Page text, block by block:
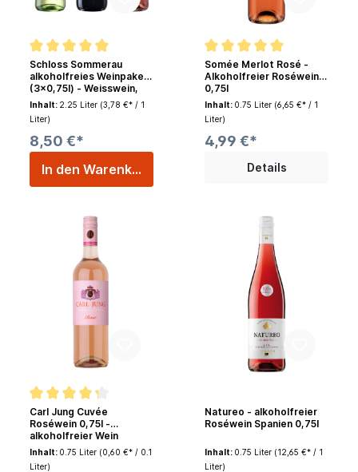
Schloss Sommerau
alkoholfreies Weinpaket
(3x0,75l) - Weisswein,
Rotwein, Roséwein
Inhalt: 2.25 Liter (3,78 €* / 1
Liter)
8,50 €*
In den Warenkorb
Somée Merlot Rosé -
Alkoholfreier Roséwein
0,75l
Inhalt: 0.75 Liter (6,65 €* / 1
Liter)
4,99 €*
Details
Carl Jung Cuvée
Roséwein 0,75l -
alkoholfreier Wein
Inhalt: 0.75 Liter (0,60 €* / 0.1
Liter)
Natureo - alkoholfreier
Roséwein Spanien 0,75l
Inhalt: 0.75 Liter (12,65 €* / 1
Liter)